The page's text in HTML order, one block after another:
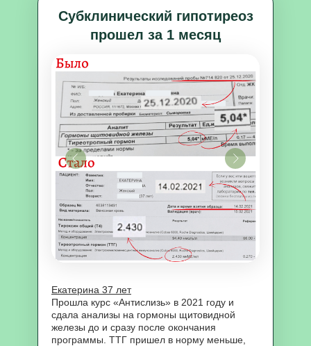
Екатерина 37 лет
Прошла курс «Антислизь» в 2021 году и
сдала анализы на гормоны щитовидной
железы до и сразу после окончания
программы. ТТГ пришел в норму меньше,
Субклинический гипотиреоз
прошел за 1 месяц